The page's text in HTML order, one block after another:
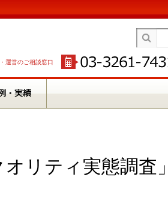
運営のご相談窓口
リティ実態調査